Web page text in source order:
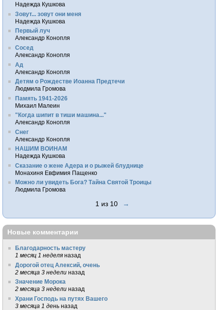
Надежда Кушкова
Зовут... зовут они меня
Надежда Кушкова
Первый луч
Александр Конопля
Сосед
Александр Конопля
Ад
Александр Конопля
Детям о Рождестве Иоанна Предтечи
Людмила Громова
Память 1941-2026
Михаил Малеин
"Когда шипит в тиши машина..."
Александр Конопля
Снег
Александр Конопля
НАШИМ ВОИНАМ
Надежда Кушкова
Сказание о жене Адера и о рыжей блуднице
Монахиня Евфимия Пащенко
Можно ли увидеть Бога? Тайна Святой Троицы
Людмила Громова
1 из 10 →
Новые комментарии
Благодарность мастеру
1 месяц 1 неделя назад
Дорогой отец Алексий, очень
2 месяца 3 недели назад
Значение Морока
2 месяца 3 недели назад
Храни Господь на путях Вашего
3 месяца 1 день назад